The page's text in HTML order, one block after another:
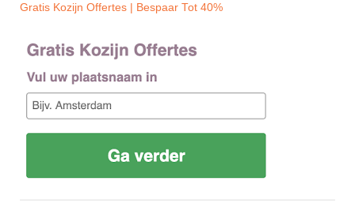
Gratis Kozijn Offertes | Bespaar Tot 40%‎